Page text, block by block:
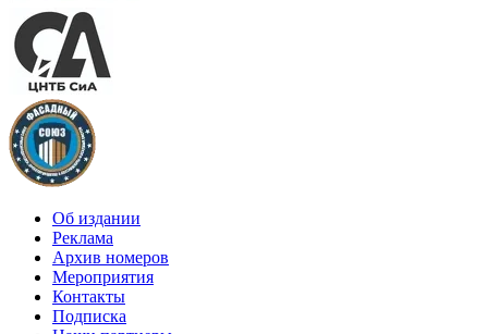
Об издании
Реклама
Архив номеров
Мероприятия
Контакты
Подписка